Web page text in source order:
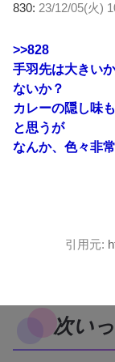
830: 23/12/05(火)
>>828
手羽先は大きい
ないか？
カレーの隠し味
と思うが
なんか、色々非
引用元:
次い